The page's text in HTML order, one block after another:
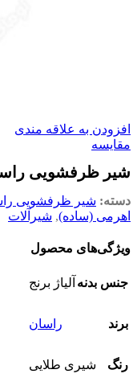
افزودن به علاقه مندی
مقایسه
شیر ظرفشویی
دسته: شیر ظرفشویی
اهرمی (ساده), شیرآلات
ویژگی‌های محصول
جنس بدنه آلیاژ برنج
برند راسان
رنگ شیری طلایی